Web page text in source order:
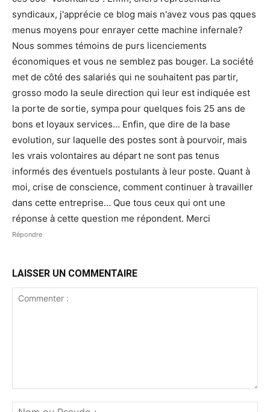
syndicaux, j'apprécie ce blog mais n'avez vous pas qques
menus moyens pour enrayer cette machine infernale?
Nous sommes témoins de purs licenciements
économiques et vous ne semblez pas bouger. La société
met de côté des salariés qui ne souhaitent pas partir,
grosso modo la seule direction qui leur est indiquée est
la porte de sortie, sympa pour quelques fois 25 ans de
bons et loyaux services… Enfin, que dire de la base
evolution, sur laquelle des postes sont à pourvoir, mais
les vrais volontaires au départ ne sont pas tenus
informés des éventuels postulants à leur poste. Quant à
moi, crise de conscience, comment continuer à travailler
dans cette entreprise… Que tous ceux qui ont une
réponse à cette question me répondent. Merci
Répondre
LAISSER UN COMMENTAIRE